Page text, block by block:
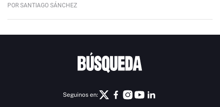
POR SANTIAGO SÁNCHEZ
Seguinos en: